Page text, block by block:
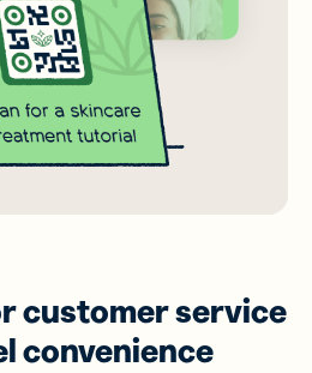
customer service
convenience